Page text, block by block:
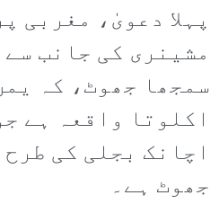
پہلا دعویٰ، مغربی
مشینری کی جانب
سمجھا جھوٹ، کہ
اکلوتا واقعہ ہے
اچانک بجلی کی
جھوٹ ہے۔